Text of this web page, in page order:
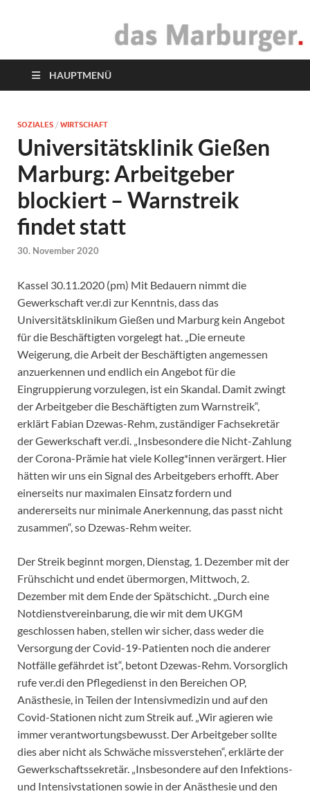
das Marburger.
HAUPTMENÜ
SOZIALES / WIRTSCHAFT
Universitätsklinik Gießen
Marburg: Arbeitgeber
blockiert – Warnstreik
findet statt
30. November 2020
Kassel 30.11.2020 (pm) Mit Bedauern nimmt die
Gewerkschaft ver.di zur Kenntnis, dass das
Universitätsklinikum Gießen und Marburg kein Angebot
für die Beschäftigten vorgelegt hat. „Die erneute
Weigerung, die Arbeit der Beschäftigten angemessen
anzuerkennen und endlich ein Angebot für die
Eingruppierung vorzulegen, ist ein Skandal. Damit zwingt
der Arbeitgeber die Beschäftigten zum Warnstreik“,
erklärt Fabian Dzewas-Rehm, zuständiger Fachsekretär
der Gewerkschaft ver.di. „Insbesondere die Nicht-Zahlung
der Corona-Prämie hat viele Kolleg*innen verärgert. Hier
hätten wir uns ein Signal des Arbeitgebers erhofft. Aber
einerseits nur maximalen Einsatz fordern und
andererseits nur minimale Anerkennung, das passt nicht
zusammen“, so Dzewas-Rehm weiter.
Der Streik beginnt morgen, Dienstag, 1. Dezember mit der
Frühschicht und endet übermorgen, Mittwoch, 2.
Dezember mit dem Ende der Spätschicht. „Durch eine
Notdienstvereinbarung, die wir mit dem UKGM
geschlossen haben, stellen wir sicher, dass weder die
Versorgung der Covid-19-Patienten noch die anderer
Notfälle gefährdet ist“, betont Dzewas-Rehm. Vorsorglich
rufe ver.di den Pflegedienst in den Bereichen OP,
Anästhesie, in Teilen der Intensivmedizin und auf den
Covid-Stationen nicht zum Streik auf. „Wir agieren wie
immer verantwortungsbewusst. Der Arbeitgeber sollte
dies aber nicht als Schwäche missverstehen“, erklärte der
Gewerkschaftssekretär. „Insbesondere auf den Infektions-
und Intensivstationen sowie in der Anästhesie und den